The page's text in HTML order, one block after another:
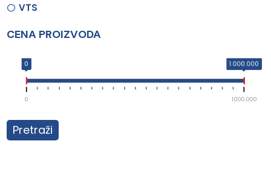
VTS
CENA PROIZVODA
0 1.000.000
0 1.000.000
Pretraži